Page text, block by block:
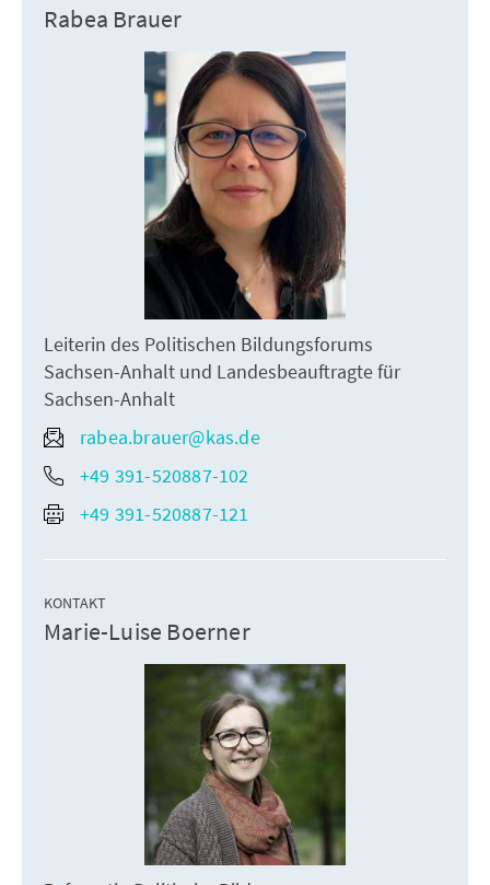
Rabea Brauer
Leiterin des Politischen Bildungsforums
Sachsen-Anhalt und Landesbeauftragte für
Sachsen-Anhalt
rabea.brauer@kas.de
+49 391-520887-102
+49 391-520887-121
KONTAKT
Marie-Luise Boerner